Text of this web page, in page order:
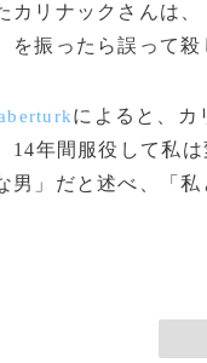
リナックさんは
を振ったら誤って殺
によると、カ
14年間服役して私
男」だと述べ、「